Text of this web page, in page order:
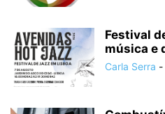
Festival
música e
Carla Serra -